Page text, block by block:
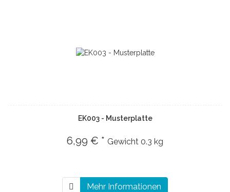
EK003 - Musterplatte
6,99 € * Gewicht 0.3 kg
Mehr Informationen